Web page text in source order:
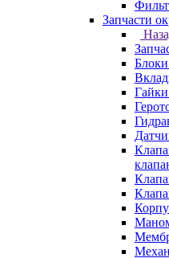
Запчасти